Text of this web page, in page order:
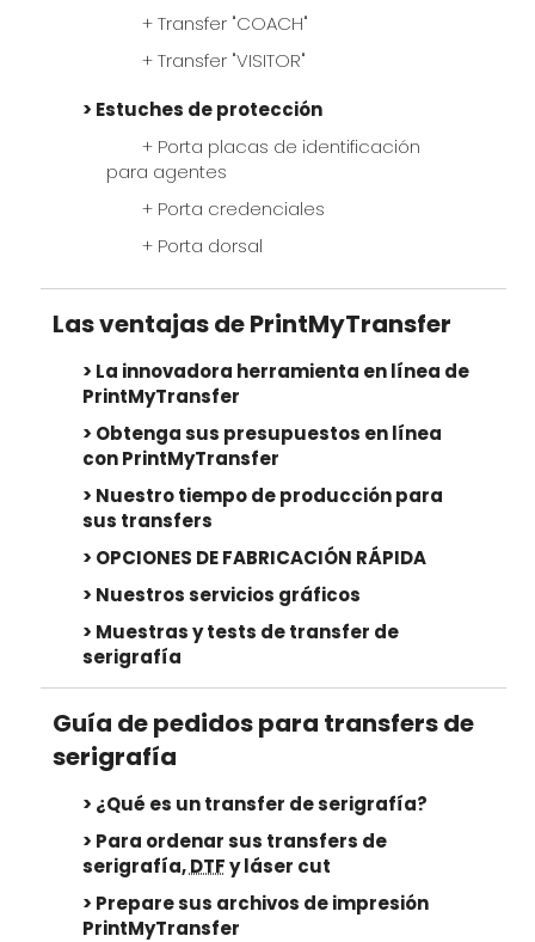
Transfer "COACH"
Transfer "VISITOR"
Estuches de protección
Porta placas de identificación
para agentes
Porta credenciales
Porta dorsal
Las ventajas de PrintMyTransfer
La innovadora herramienta en línea de
PrintMyTransfer
Obtenga sus presupuestos en línea
con PrintMyTransfer
Nuestro tiempo de producción para
sus transfers
OPCIONES DE FABRICACIÓN RÁPIDA
Nuestros servicios gráficos
Muestras y tests de transfer de
serigrafía
Guía de pedidos para transfers de
serigrafía
¿Qué es un transfer de serigrafía?
Para ordenar sus transfers de
serigrafía,DTFy láser cut
Prepare sus archivos de impresión
PrintMyTransfer